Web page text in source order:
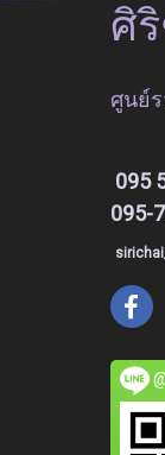
ศิ
ศูนย์ร
095
095-